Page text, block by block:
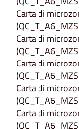
Carta di
Carta di
Carta di
Carta di
Carta di